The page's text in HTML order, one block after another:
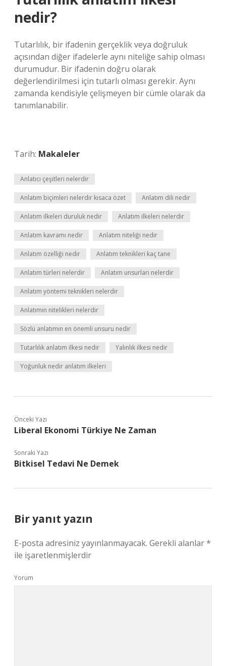
nedir?
Tutarlılık, bir ifadenin gerçeklik veya doğruluk
açısından diğer ifadelerle aynı niteliğe sahip olması
durumudur. Bir ifadenin doğru olarak
değerlendirilmesi için tutarlı olması gerekir. Aynı
zamanda kendisiyle çelişmeyen bir cümle olarak da
tanımlanabilir.
Tarih: Makaleler
Anlatıcı çeşitleri nelerdir
Anlatım biçimleri nelerdir kısaca özet Anlatım dili nedir
Anlatım ilkeleri duruluk nedir Anlatım ilkeleri nelerdir
Anlatım kavramı nedir Anlatım niteliği nedir
Anlatım özelliği nedir Anlatım teknikleri kaç tane
Anlatım türleri nelerdir Anlatım unsurları nelerdir
Anlatım yöntemi teknikleri nelerdir
Anlatımın nitelikleri nelerdir
Sözlü anlatımın en önemli unsuru nedir
Tutarlılık anlatım ilkesi nedir Yalınlık ilkesi nedir
Yoğunluk nedir anlatım ilkeleri
Önceki Yazı
Liberal Ekonomi Türkiye Ne Zaman
Sonraki Yazı
Bitkisel Tedavi Ne Demek
Bir yanıt yazın
E-posta adresiniz yayınlanmayacak. Gerekli alanlar*
ile işaretlenmişlerdir
Yorum